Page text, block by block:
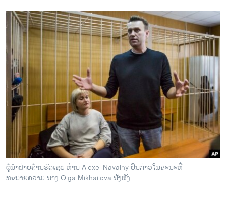
ຜູ້ນຳຝ່າຍຄ້ານຣັດເຊຍ ທ່ານ Alexei Navalny ຢືນກ່າວໃນຂະນະທີ່
ທະນາຍຄວາມ ນາງ Olga Mikhailova ນັງຟັງ.